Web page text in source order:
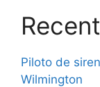
Piloto de
Wilmington